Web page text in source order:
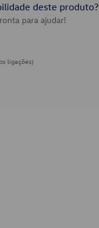
deste produto?
para ajudar!
ligações)